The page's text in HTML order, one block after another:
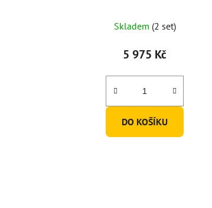
Skladem (2 set)
5 975 Kč
DO KOŠÍKU